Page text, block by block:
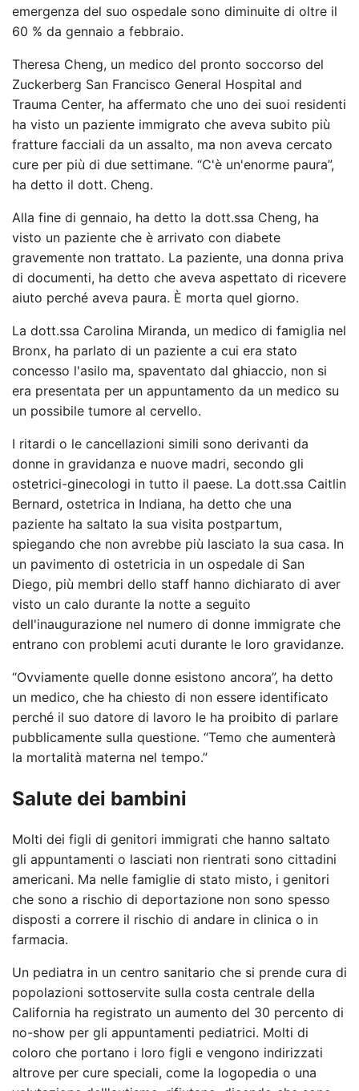
emergenza del suo ospedale sono diminuite di oltre il
60 % da gennaio a febbraio.
Theresa Cheng, un medico del pronto soccorso del
Zuckerberg San Francisco General Hospital and
Trauma Center, ha affermato che uno dei suoi residenti
ha visto un paziente immigrato che aveva subito più
fratture facciali da un assalto, ma non aveva cercato
cure per più di due settimane. “C'è un'enorme paura”,
ha detto il dott. Cheng.
Alla fine di gennaio, ha detto la dott.ssa Cheng, ha
visto un paziente che è arrivato con diabete
gravemente non trattato. La paziente, una donna priva
di documenti, ha detto che aveva aspettato di ricevere
aiuto perché aveva paura. È morta quel giorno.
La dott.ssa Carolina Miranda, un medico di famiglia nel
Bronx, ha parlato di un paziente a cui era stato
concesso l'asilo ma, spaventato dal ghiaccio, non si
era presentata per un appuntamento da un medico su
un possibile tumore al cervello.
I ritardi o le cancellazioni simili sono derivanti da
donne in gravidanza e nuove madri, secondo gli
ostetrici-ginecologi in tutto il paese. La dott.ssa Caitlin
Bernard, ostetrica in Indiana, ha detto che una
paziente ha saltato la sua visita postpartum,
spiegando che non avrebbe più lasciato la sua casa. In
un pavimento di ostetricia in un ospedale di San
Diego, più membri dello staff hanno dichiarato di aver
visto un calo durante la notte a seguito
dell'inaugurazione nel numero di donne immigrate che
entrano con problemi acuti durante le loro gravidanze.
“Ovviamente quelle donne esistono ancora”, ha detto
un medico, che ha chiesto di non essere identificato
perché il suo datore di lavoro le ha proibito di parlare
pubblicamente sulla questione. “Temo che aumenterà
la mortalità materna nel tempo.”
Salute dei bambini
Molti dei figli di genitori immigrati che hanno saltato
gli appuntamenti o lasciati non rientrati sono cittadini
americani. Ma nelle famiglie di stato misto, i genitori
che sono a rischio di deportazione non sono spesso
disposti a correre il rischio di andare in clinica o in
farmacia.
Un pediatra in un centro sanitario che si prende cura di
popolazioni sottoservite sulla costa centrale della
California ha registrato un aumento del 30 percento di
no-show per gli appuntamenti pediatrici. Molti di
coloro che portano i loro figli e vengono indirizzati
altrove per cure speciali, come la logopedia o una